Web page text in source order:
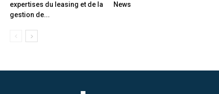
expertises du leasing et de la
gestion de...
News